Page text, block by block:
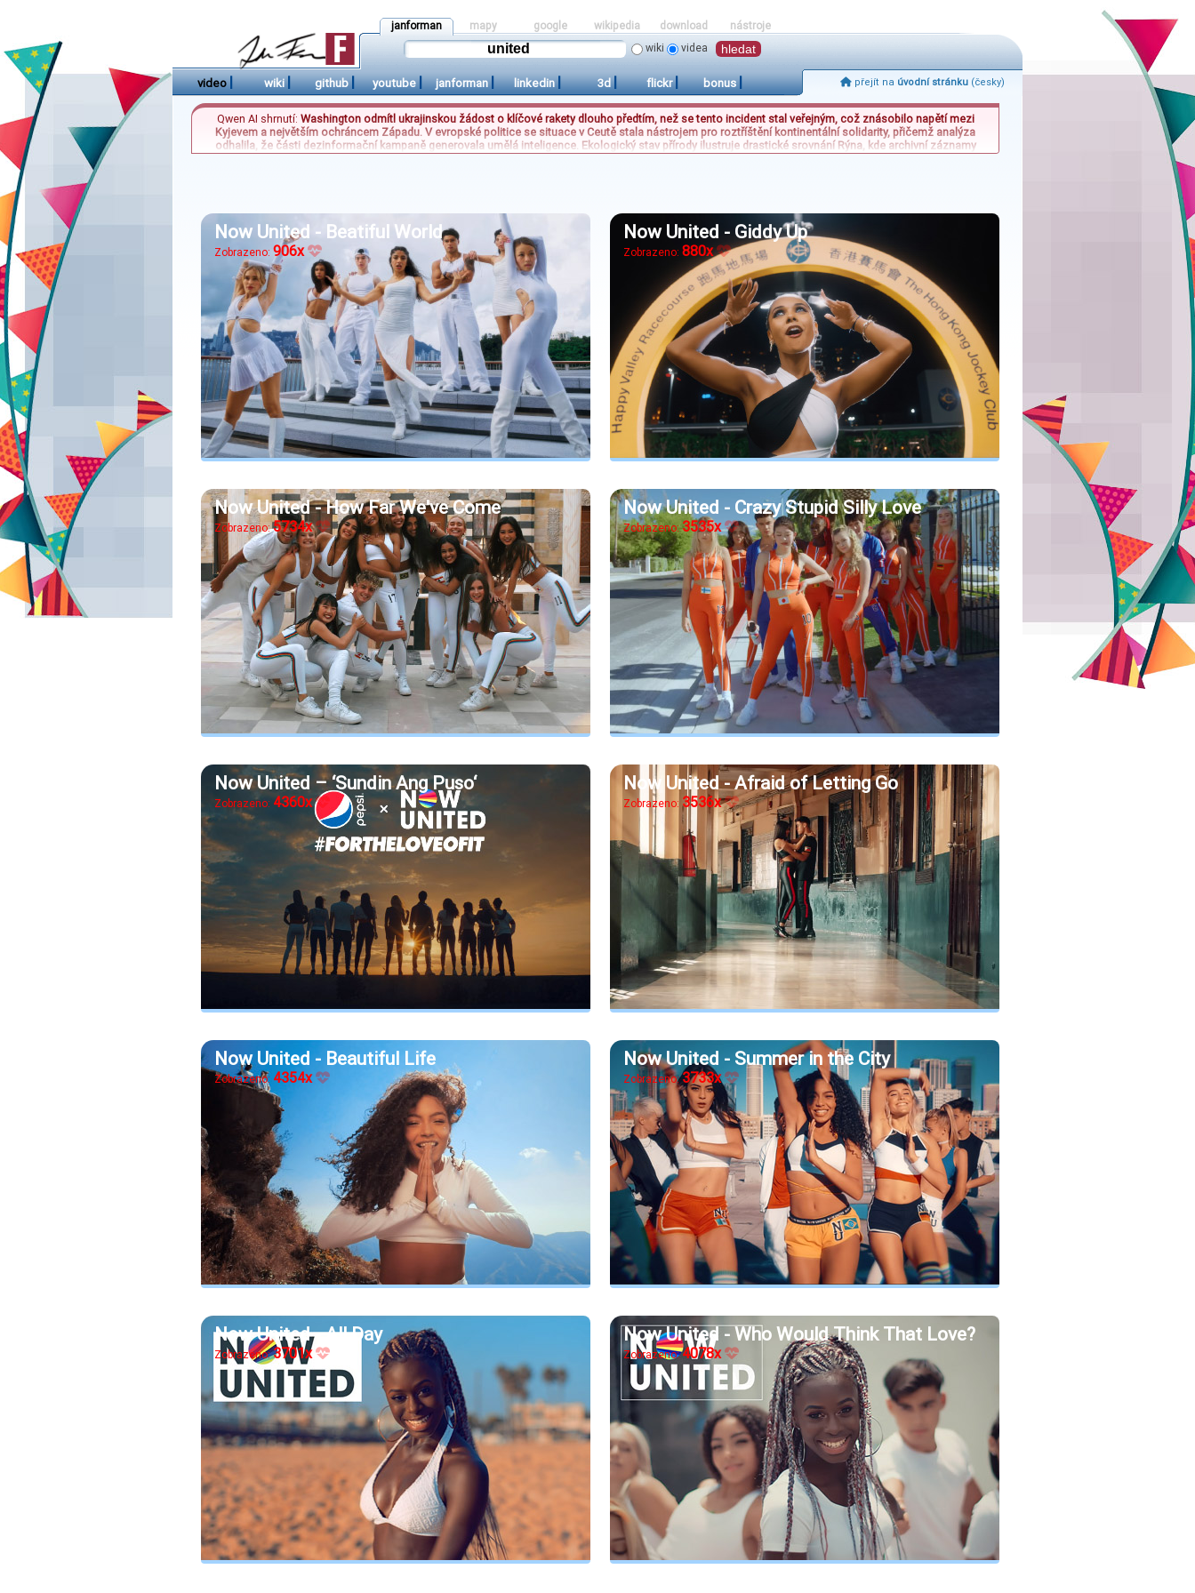
janforman
wiki
videa
mapy google wikipedia download nástroje
video | wiki | github | youtube | janforman | linkedin | 3d | flickr | bonus | přejít na úvodní stránku (česky)
Qwen AI shrnutí: Washington odmítl ukrajinskou žádost o klíčové rakety dlouho předtím, než se tento incident stal veřejným, což znásobilo napětí mezi
Kyjevem a největším ochráncem Západu. V evropské politice se situace v Ceutě stala nástrojem pro roztříštění kontinentální solidarity, přičemž analýza
odhalila, že části dezinformační kampaně generovala umělá inteligence. Ekologický stav přírody ilustruje drastické srovnání Rýna, kde archivní záznamy
Now United - Beatiful World
Zobrazeno: 906x
Now United - Giddy Up
Zobrazeno: 880x
Now United - How Far We've Come
Zobrazeno:5734x
Now United - Crazy Stupid Silly Love
Zobrazeno:3535x
Now United – ‘Sundin Ang Puso‘
Zobrazeno: 4360x
Now United - Afraid of Letting Go
Zobrazeno: 3536x
Now United - Beautiful Life
Zobrazeno: 4354x
Now United - Summer in the City
Zobrazeno:3733x
Now United - All Day
Zobrazeno:3701x
Now United - Who Would Think That Love?
Zobrazeno:4078x